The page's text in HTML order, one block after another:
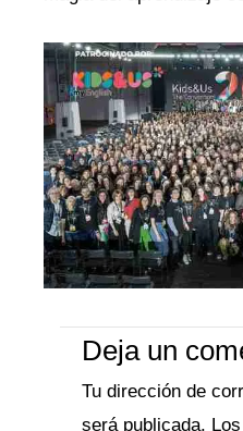
Deja un
Tu dirección de
será publicada.